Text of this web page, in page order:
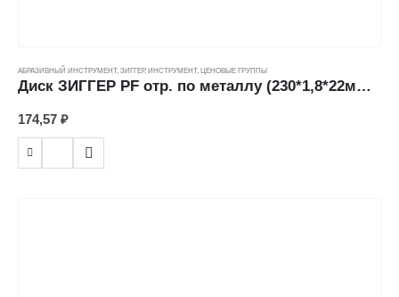
АБРАЗИВНЫЙ ИНСТРУМЕНТ, ЗИГГЕР, ИНСТРУМЕНТ, ЦЕНОВЫЕ ГРУППЫ
Диск ЗИГГЕР PF отр. по металлу (230*1,8*22мм) ---
174,57 ₽